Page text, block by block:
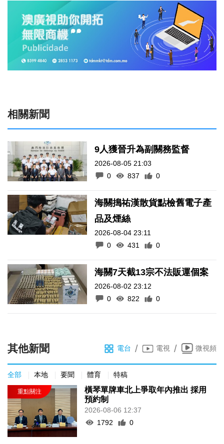
相關新聞
9人獲晉升為副關務監督
2026-08-05 21:03
0
837 0
海關搗祐漢散貨點檢舊電子產
品及煙絲
2026-08-04 23:11
0
431 0
海關7天截13宗不法販運個案
2026-08-02 23:12
0
822 0
其他新聞 電台 / 電視 / 微視頻
全部 本地 要聞 體育 特稿
橫琴單牌車北上爭取年內推出 採用
預約制
2026-08-06 12:37
1792
0